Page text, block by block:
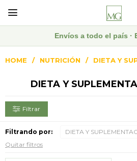

Envíos a todo el país ·
HOME NUTRICIÓN DIETA Y
DIETA Y
Filtrando por: DIETA Y
Quitar filtros